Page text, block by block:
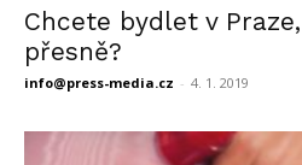
Chcete bydlet v
přesně?
info@press-media.cz - 4. 1. 2019